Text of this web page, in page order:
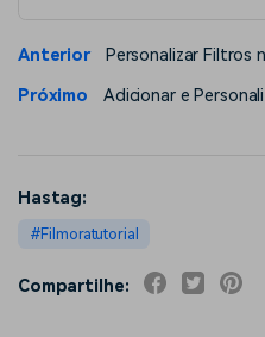
Anterior
Personalizar Filtros
Adicionar e
Próximo
Hastag:
Filmoratutorial
Compartilhe: